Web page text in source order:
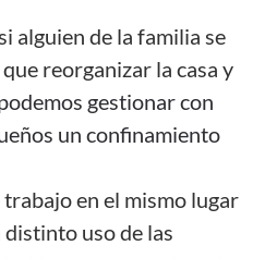
alguien de la familia se
reorganizar la casa y
gestionar con
un confinamiento
en el mismo lugar
uso de las